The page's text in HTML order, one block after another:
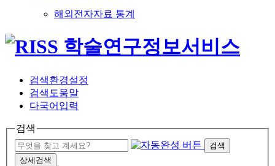
해외전자자료 통계
검색환경설정
검색도움말
다국어입력
검색
검색
상세검색